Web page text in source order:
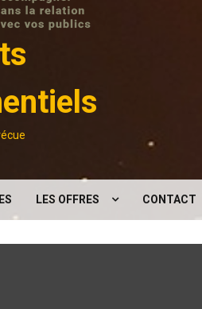
LES OFFRES CONTACT